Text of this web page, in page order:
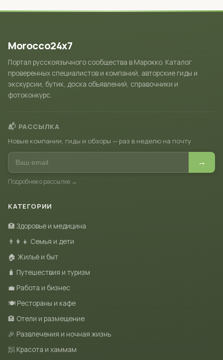
Morocco24x7
Портал русскоязычного сообщества в Марокко. Каталог
проверенных специалистов и компаний, авторские гиды и
экскурсии, бутик, доска объявлений, справочники и
фотоконкурс.
📬 РАССЫЛКА
Новые компании, гиды и обзоры — раз в неделю на почту
→
Подробнее о рассылке →
КАТЕГОРИИ
🏥 Здоровье и медицина
👨‍👩‍👧 Семья и дети
🏠 Жильё и быт
🧳 Путешествия и туризм
💼 Работа и бизнес
🍽 Рестораны и кафе
🏨 Отели и размещение
🎉 Развлечения и ночная жизнь
🧖 Красота и хаммам